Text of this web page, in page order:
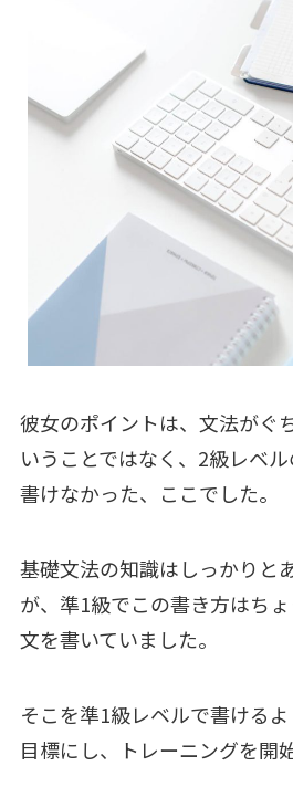
彼女のポイントは、文法がぐ
いうことではなく、2級レベ
書けなかった、ここでした。
基礎文法の知識はしっかりと
が、準1級でこの書き方はち
文を書いていました。
そこを準1級レベルで書ける
目標にし、トレーニングを開